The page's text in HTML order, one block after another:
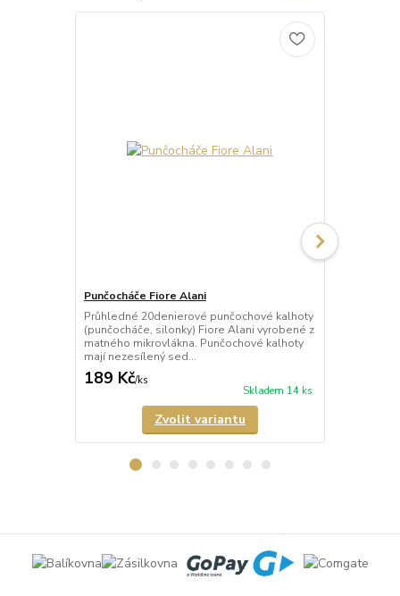
Punčocháče Fiore Alani
Průhledné 20denierové punčochové kalhoty
(punčocháče, silonky) Fiore Alani vyrobené z
matného mikrovlákna. Punčochové kalhoty
mají nezesílený sed...
189 Kč/ks
Skladem 14 ks
Zvolit variantu